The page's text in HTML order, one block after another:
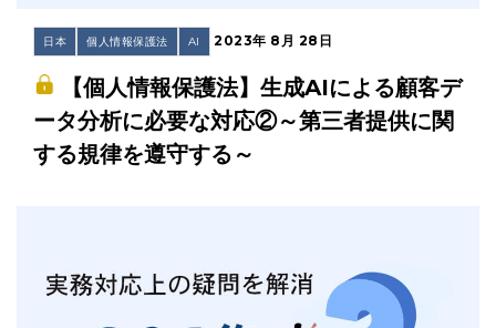
日本 個人情報保護法 AI 2023年 8月 28日
【個人情報保護法】生成AIによる顧客デ
ータ分析に必要な対応②～第三者提供に関
する規律を遵守する～